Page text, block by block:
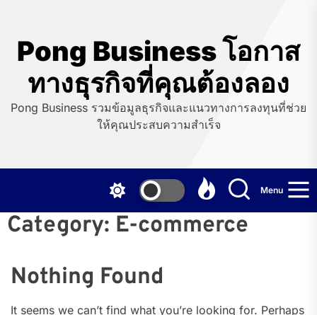
contentPong Business โอกาส
ทางธุรกิจที่คุณต้องลอง
Pong Business รวมข้อมูลธุรกิจและแนวทางการลงทุนที่ช่วย
ให้คุณประสบความสำเร็จ
Menu
Category: E-commerce
Nothing Found
It seems we can’t find what you’re looking for. Perhaps